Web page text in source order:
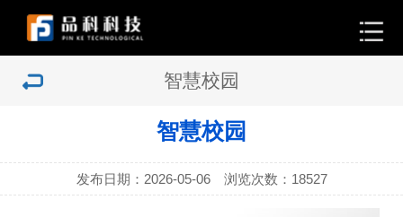
智慧校园
智慧校园
发布日期：2026-05-06 浏览次数： 18527